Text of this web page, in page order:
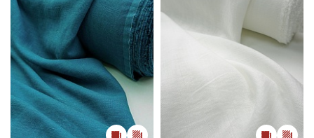
Ознакомлен(а) с
Политикой обработки персональных
данныхи даю
Согласие на обработку персональных
данных
ДаюСогласие на получение рекламных и
информационных рассылок